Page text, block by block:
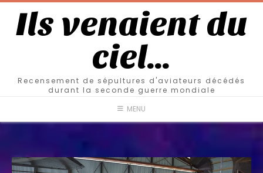
Ils venaient du
ciel…
Recensement de sépultures d'aviateurs décédés
durant la seconde guerre mondiale
MENU